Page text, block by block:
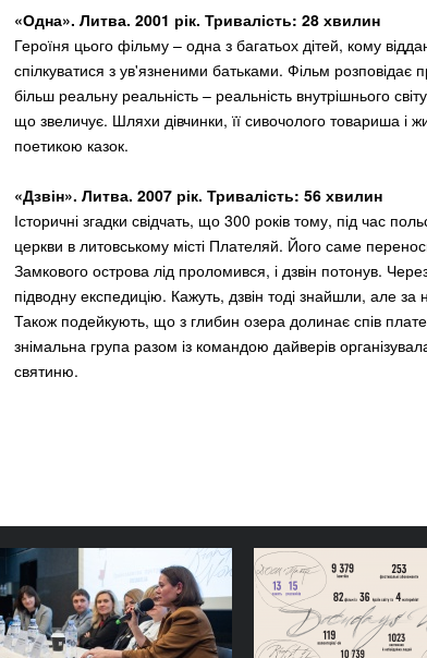
«Одна». Литва. 2001 рік. Тривалість: 28 хвилин
Героїня цього фільму – одна з багатьох дітей, кому
спілкуватися з ув'язненими батьками. Фільм розповідає
більш реальну реальність – реальність внутрішнього
що звеличує. Шляхи дівчинки, її сивочолого товариша і
поетикою казок.
«Дзвін». Литва. 2007 рік. Тривалість: 56 хвилин
Історичні згадки свідчать, що 300 років тому, під час
церкви в литовському місті Плателяй. Його саме
Замкового острова лід проломився, і дзвін потонув.
підводну експедицію. Кажуть, дзвін тоді знайшли, але
Також подейкують, що з глибин озера долинає спів
знімальна група разом із командою дайверів
святиню.
Бути присутніми: ГО
«Докудейз» розпочинає
інформаційну кампанію
про людей в окупації
Стійкі прості
підсумки